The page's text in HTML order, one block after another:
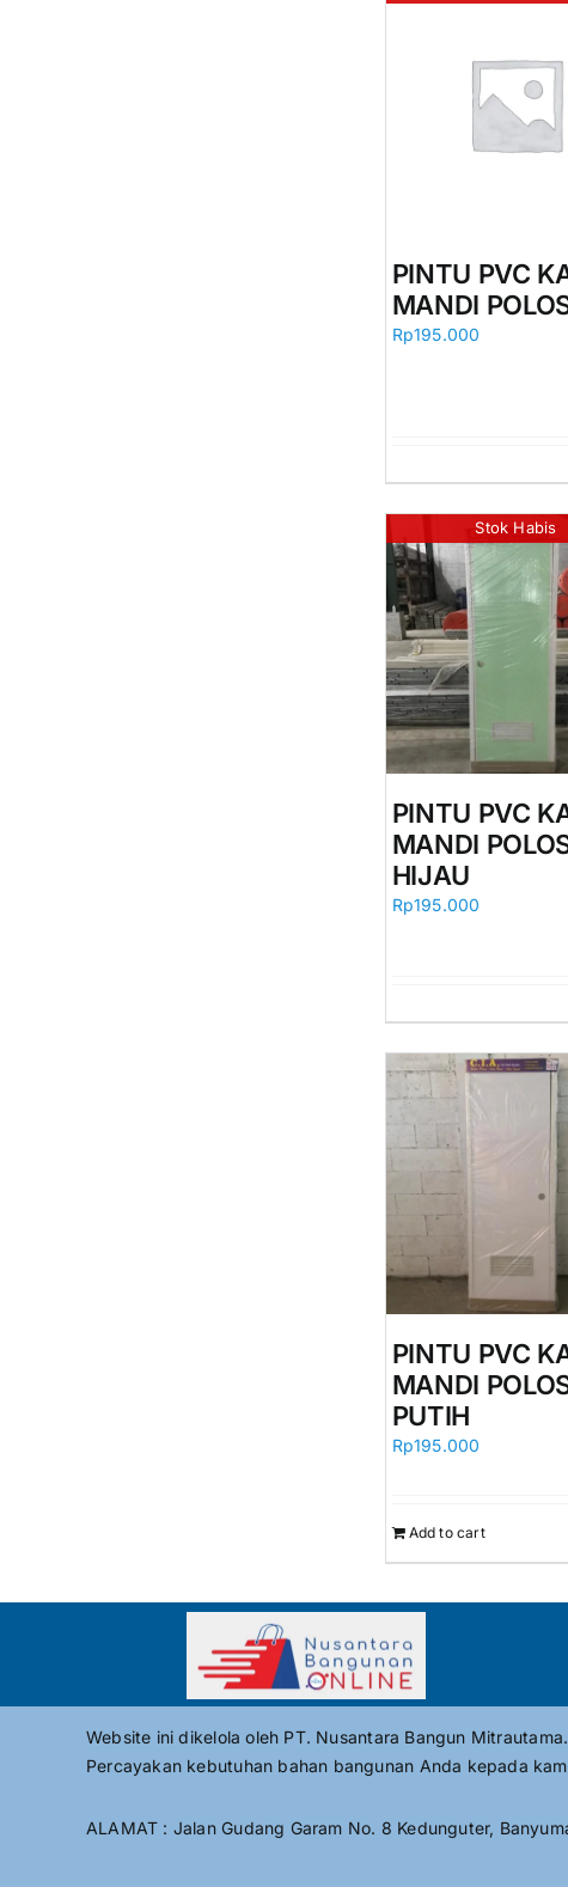
PINTU PVC
MANDI
Rp195.000
Stok Habis
PINTU PVC
MANDI
HIJAU
Rp195.000
PINTU PVC
MANDI
PUTIH
Rp195.000
Add to cart
Website ini dikelola oleh PT. Nusantara Bangun
Percayakan kebutuhan bahan bangunan Anda kepada
ALAMAT : Jalan Gudang Garam No. 8 Kedunguter,